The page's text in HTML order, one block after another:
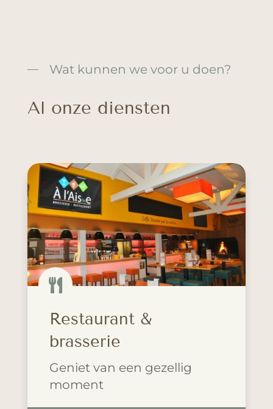
Wat kunnen we voor u doen?
Al onze diensten

Restaurant &
brasserie
Geniet van een gezellig
moment